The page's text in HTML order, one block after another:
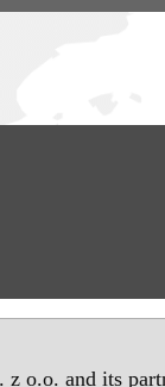
z o.o. and its